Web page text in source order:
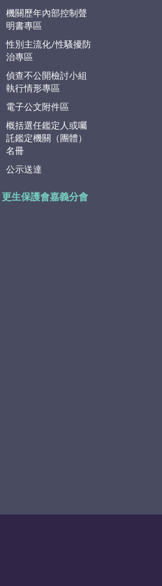
機關歷年內部控制聲
明書專區
性別主流化/性騷擾防
治專區
偵查不公開檢討小組
執行情形專區
電子公文附件區
概括選任鑑定人或囑
託鑑定機關（團體）
名冊
公示送達
更生保護會嘉義分會